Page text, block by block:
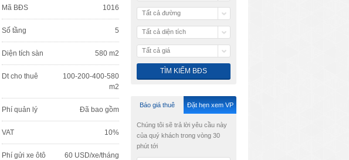
Mã BĐS 1016
Số tầng 5
Diện tích sàn 580 m2
Dt cho thuê
100-200-400-580
m2
Phí quản lý Đã bao gồm
VAT 10%
Phí gửi xe ôtô 60 USD/xe/tháng
Tất cả đường
Tất cả diện tích
Tất cả giá
Báo giá thuê Đặt hẹn xem VP
Chúng tôi sẽ trả lời yêu cầu này
của quý khách trong vòng 30
phút tới